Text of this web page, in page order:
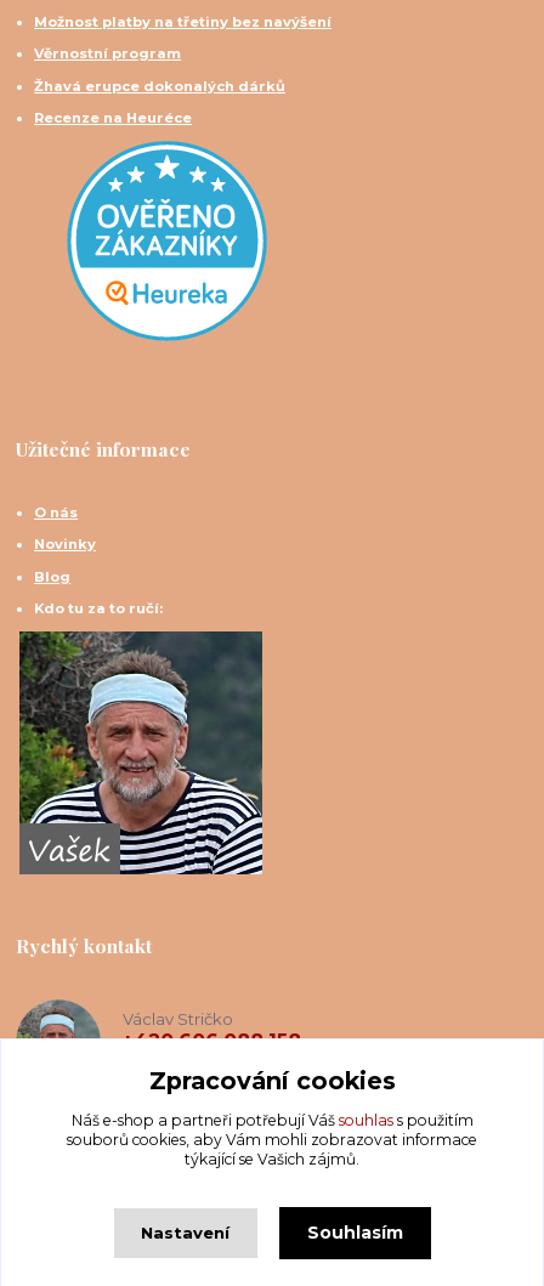
Možnost platby na třetiny bez navýšení
Věrnostní program
Žhavá erupce dokonalých dárků
Recenze na Heuréce
Užitečné informace
O nás
Novinky
Blog
Kdo tu za to ručí:
Rychlý kontakt
Václav Stričko
+420 606 088 158
info@krakatis.cz
Zpracování cookies
Náš e-shop a partneři potřebují Váš souhlass použitím
souborů cookies, aby Vám mohli zobrazovat informace
týkající se Vašich zájmů.
Nastavení Souhlasím